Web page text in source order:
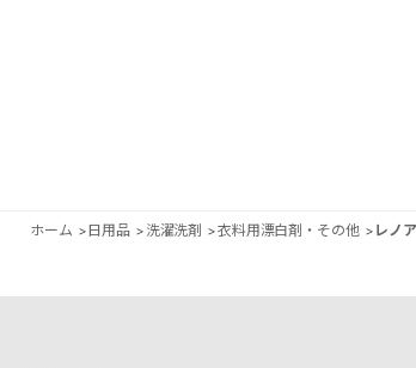
ホーム >日用品 > 洗濯洗剤 >衣料用漂白剤・その他 > レノ